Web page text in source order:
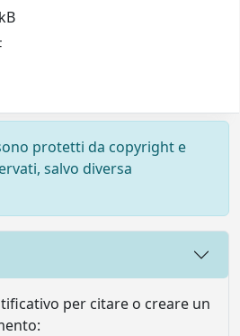
protetti da copyright e
salvo diversa
per citare o creare un